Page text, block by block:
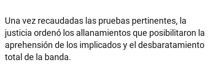
Una vez recaudadas las pruebas pertinentes, la
justicia ordenó los allanamientos que posibilitaron la
aprehensión de los implicados y el desbaratamiento
total de la banda.